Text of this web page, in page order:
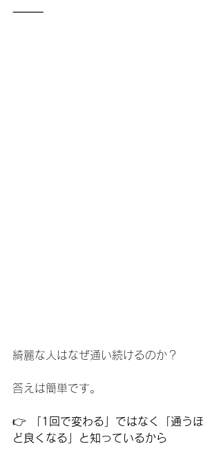
⸻
綺麗な人はなぜ通い続けるのか？
答えは簡単です。
👉
「1回で変わる」ではなく「通うほ
ど良くなる」と知っているから